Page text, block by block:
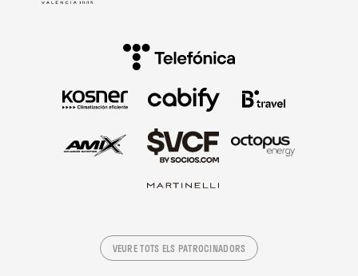
VEURE TOTS ELS PATROCINADORS